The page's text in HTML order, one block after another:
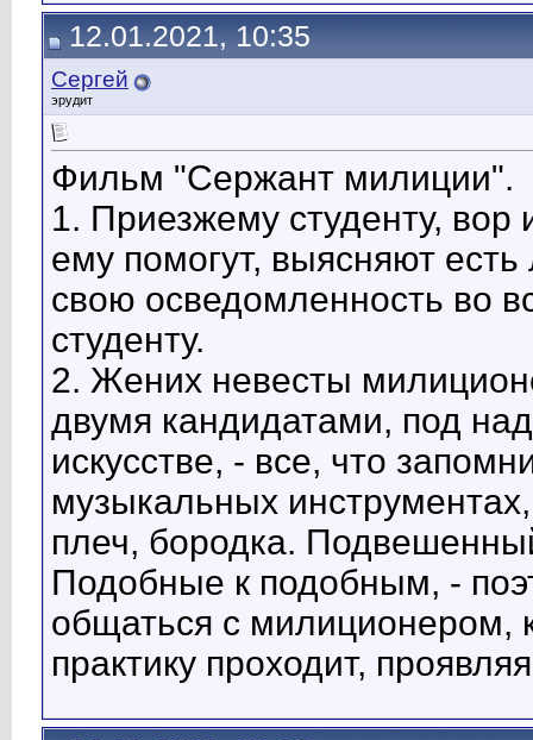
12.01.2021, 10:35
Сергей
эрудит
Фильм "Сержант милиции".
1. Приезжему студенту, вор
ему помогут, выясняют
свою осведомленность во
студенту.
2. Жених невесты
двумя кандидатами, под
искусстве, - все, что
музыкальных
плеч, бородка.
Подобные к подобным, -
общаться с милиционером,
практику проходит,